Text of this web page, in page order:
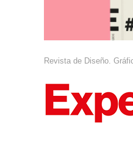
Revista de Diseño.